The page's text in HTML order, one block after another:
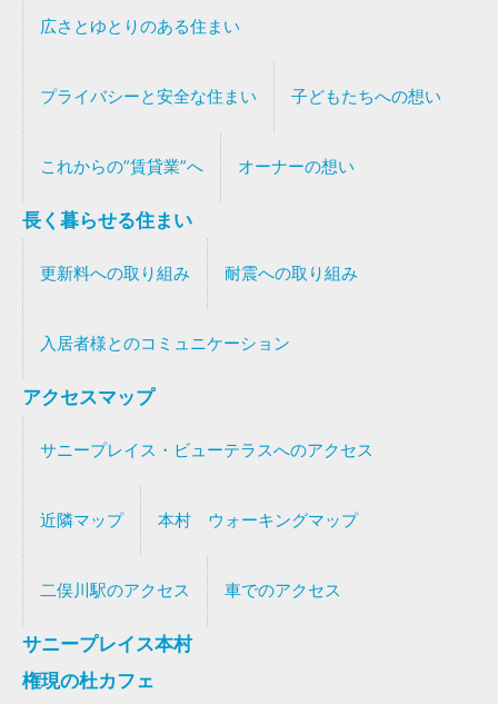
広さとゆとりのある住まい
プライバシーと安全な住まい 子どもたちへの想い
これからの”賃貸業”へ オーナーの想い
長く暮らせる住まい
更新料への取り組み 耐震への取り組み
入居者様とのコミュニケーション
アクセスマップ
サニープレイス・ビューテラスへのアクセス
近隣マップ 本村 ウォーキングマップ
二俣川駅のアクセス 車でのアクセス
サニープレイス本村
権現の杜カフェ